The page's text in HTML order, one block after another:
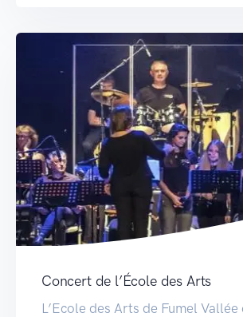
Concert de l’École des Arts
L’Ecole des Arts de Fumel Vallée